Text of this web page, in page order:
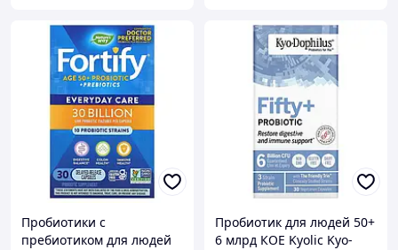
Пробиотики с
пребиотиком для людей
Пробиотик для людей 50+
6 млрд КОЕ Kyolic Kyo-